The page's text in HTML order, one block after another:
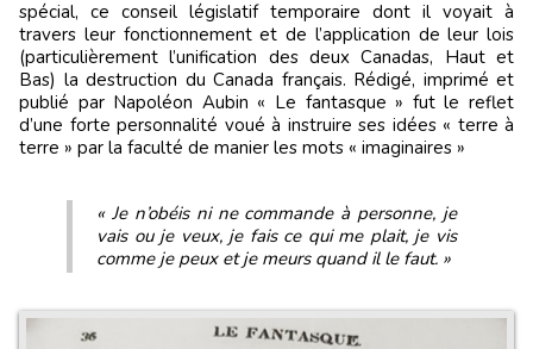
spécial, ce conseil législatif temporaire dont il voyait à
travers leur fonctionnement et de l’application de leur lois
(particulièrement l’unification des deux Canadas, Haut et
Bas) la destruction du Canada français. Rédigé, imprimé et
publié par Napoléon Aubin « Le fantasque » fut le reflet
d’une forte personnalité voué à instruire ses idées « terre à
terre » par la faculté de manier les mots « imaginaires »
« Je n’obéis ni ne commande à personne, je
vais ou je veux, je fais ce qui me plait, je vis
comme je peux et je meurs quand il le faut. »